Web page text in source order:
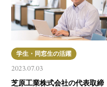
学生・同窓生の活躍
2023.07.03
芝原工業株式会社の代表取締